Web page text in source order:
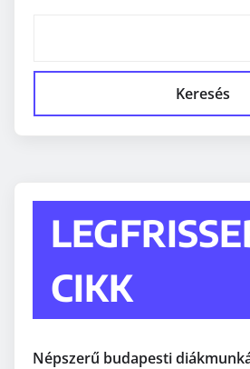
Keresés
CIKK
Népszerű budapesti